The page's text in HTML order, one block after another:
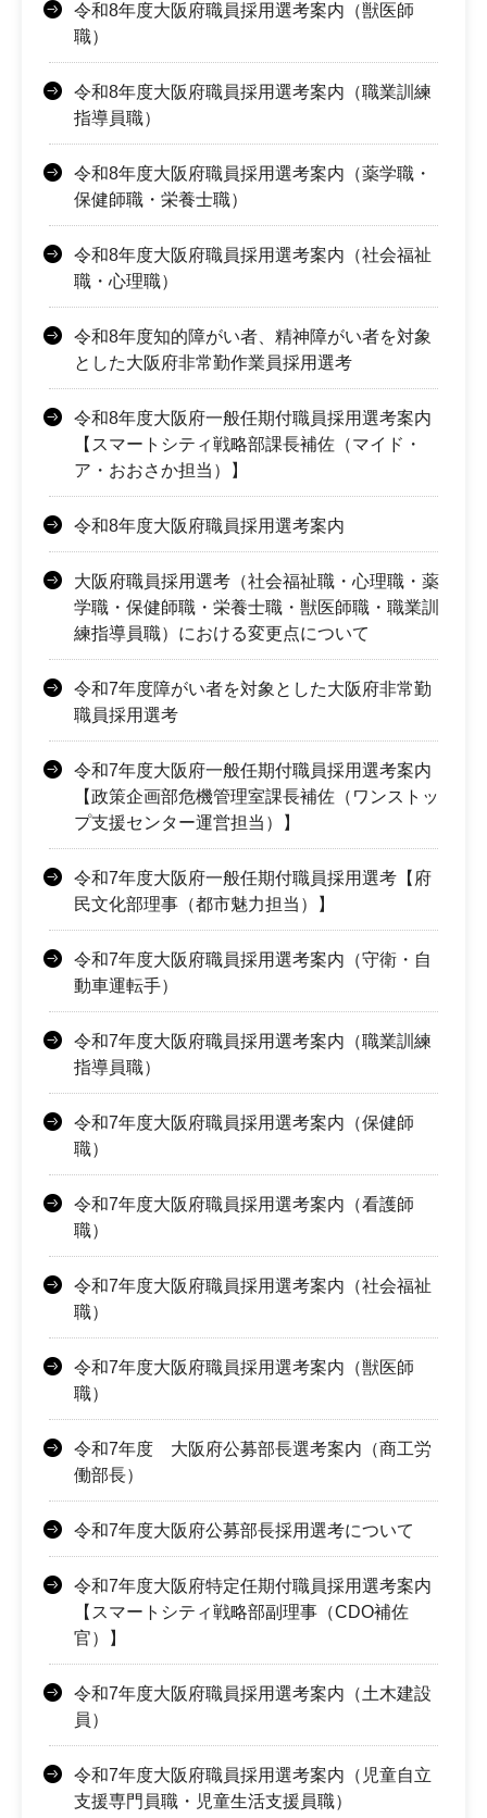
令和8年度大阪府職員採用選考案内（獣医師
職）
令和8年度大阪府職員採用選考案内（職業訓練
指導員職）
令和8年度大阪府職員採用選考案内（薬学職・
保健師職・栄養士職）
令和8年度大阪府職員採用選考案内（社会福祉
職・心理職）
令和8年度知的障がい者、精神障がい者を対象
とした大阪府非常勤作業員採用選考
令和8年度大阪府一般任期付職員採用選考案内
【スマートシティ戦略部課長補佐（マイド・
ア・おおさか担当）】
令和8年度大阪府職員採用選考案内
大阪府職員採用選考（社会福祉職・心理職・薬
学職・保健師職・栄養士職・獣医師職・職業訓
練指導員職）における変更点について
令和7年度障がい者を対象とした大阪府非常勤
職員採用選考
令和7年度大阪府一般任期付職員採用選考案内
【政策企画部危機管理室課長補佐（ワンストッ
プ支援センター運営担当）】
令和7年度大阪府一般任期付職員採用選考【府
民文化部理事（都市魅力担当）】
令和7年度大阪府職員採用選考案内（守衛・自
動車運転手）
令和7年度大阪府職員採用選考案内（職業訓練
指導員職）
令和7年度大阪府職員採用選考案内（保健師
職）
令和7年度大阪府職員採用選考案内（看護師
職）
令和7年度大阪府職員採用選考案内（社会福祉
職）
令和7年度大阪府職員採用選考案内（獣医師
職）
令和7年度 大阪府公募部長選考案内（商工労
働部長）
令和7年度大阪府公募部長採用選考について
令和7年度大阪府特定任期付職員採用選考案内
【スマートシティ戦略部副理事（CDO補佐
官）】
令和7年度大阪府職員採用選考案内（土木建設
員）
令和7年度大阪府職員採用選考案内（児童自立
支援専門員職・児童生活支援員職）